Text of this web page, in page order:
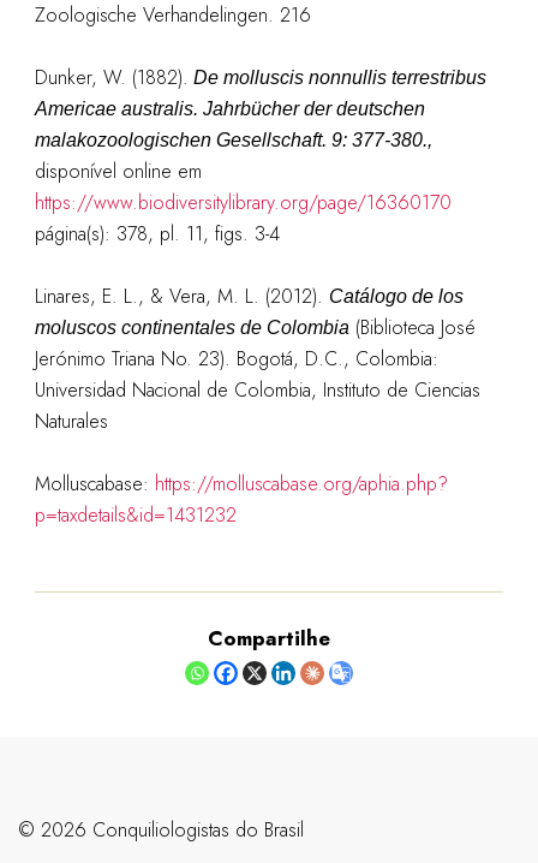
Zoologische Verhandelingen. 216
Dunker, W. (1882). De molluscis nonnullis terrestribus
Americae australis. Jahrbücher der deutschen
malakozoologischen Gesellschaft. 9: 377-380.,
disponível online em
https://www.biodiversitylibrary.org/page/16360170
página(s): 378, pl. 11, figs. 3-4
Linares, E. L., & Vera, M. L. (2012). Catálogo de los
moluscos continentales de Colombia(Biblioteca José
Jerónimo Triana No. 23). Bogotá, D.C., Colombia:
Universidad Nacional de Colombia, Instituto de Ciencias
Naturales
Molluscabase: https://molluscabase.org/aphia.php?
p=taxdetails&id=1431232
Compartilhe
©️ 2026 Conquiliologistas do Brasil